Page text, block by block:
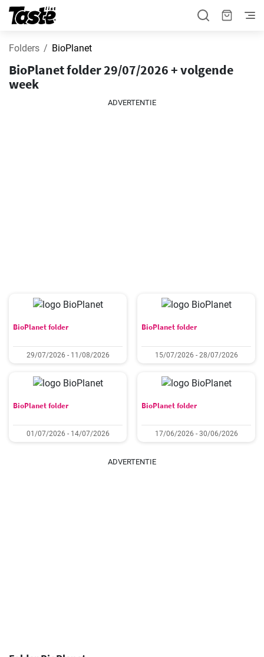
Folders BioPlanet
BioPlanet folder 29/07/2026 + volgende
week
ADVERTENTIE
BioPlanet folder
29/07/2026 - 11/08/2026
BioPlanet folder
15/07/2026 - 28/07/2026
BioPlanet folder
01/07/2026 - 14/07/2026
BioPlanet folder
17/06/2026 - 30/06/2026
ADVERTENTIE